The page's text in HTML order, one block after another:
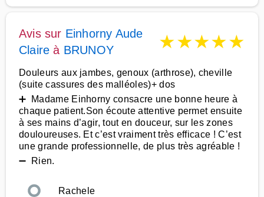
Avis sur Einhorny Aude
Claire à BRUNOY ★★★★★
Douleurs aux jambes, genoux (arthrose), cheville
(suite cassures des malléoles)+ dos
➕ Madame Einhorny consacre une bonne heure à
chaque patient.Son écoute attentive permet ensuite
à ses mains d’agir, tout en douceur, sur les zones
douloureuses. Et c’est vraiment très efficace ! C’est
une grande professionnelle, de plus très agréable !
➖ Rien.
Rachele